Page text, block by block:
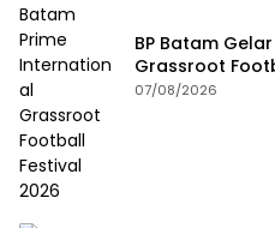
BP Batam
Grassroot
07/08/2026